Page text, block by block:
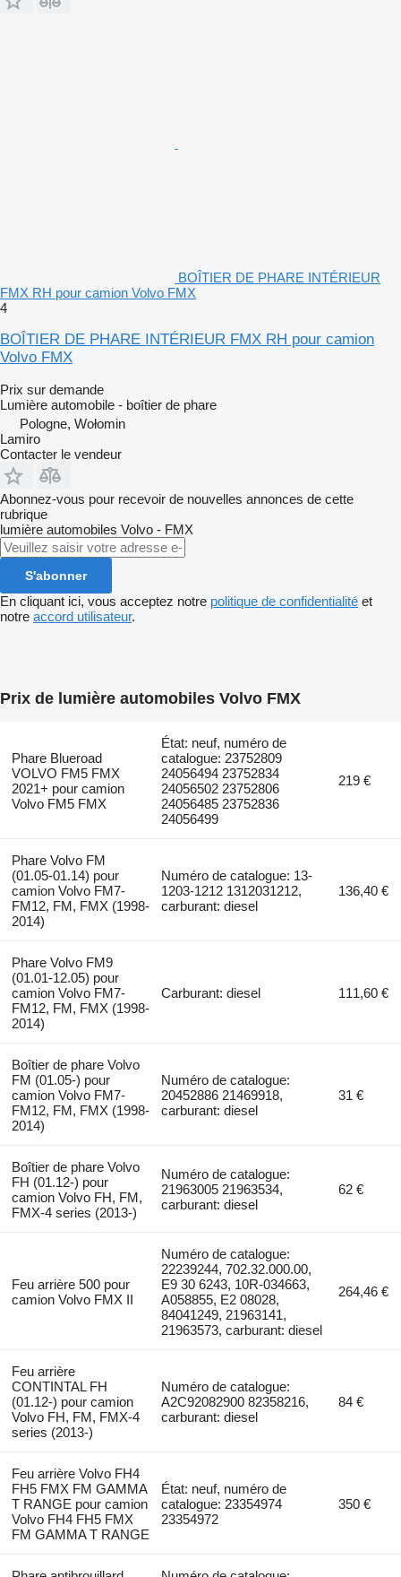
BOÎTIER DE PHARE INTÉRIEUR
FMX RH pour camion Volvo FMX
4
BOÎTIER DE PHARE INTÉRIEUR FMX RH pour camion
Volvo FMX
Prix sur demande
Lumière automobile - boîtier de phare
Pologne, Wołomin
Lamiro
Contacter le vendeur
Abonnez-vous pour recevoir de nouvelles annonces de cette
rubrique
lumière automobiles Volvo - FMX
S'abonner
En cliquant ici, vous acceptez notre politique de confidentialité et
notre accord utilisateur.
Prix de lumière automobiles Volvo FMX
Phare Blueroad
VOLVO FM5 FMX
2021+ pour camion
Volvo FM5 FMX
État: neuf, numéro de
catalogue: 23752809
24056494 23752834
24056502 23752806
24056485 23752836
24056499
219 €
Phare Volvo FM
(01.05-01.14) pour
camion Volvo FM7-
FM12, FM, FMX (1998-
2014)
Numéro de catalogue: 13-
1203-1212 1312031212,
carburant: diesel
136,40 €
Phare Volvo FM9
(01.01-12.05) pour
camion Volvo FM7-
FM12, FM, FMX (1998-
2014)
Carburant: diesel 111,60 €
Boîtier de phare Volvo
FM (01.05-) pour
camion Volvo FM7-
FM12, FM, FMX (1998-
2014)
Numéro de catalogue:
20452886 21469918,
carburant: diesel
31 €
Boîtier de phare Volvo
FH (01.12-) pour
camion Volvo FH, FM,
FMX-4 series (2013-)
Numéro de catalogue:
21963005 21963534,
carburant: diesel
62 €
Feu arrière 500 pour
camion Volvo FMX II
Numéro de catalogue:
22239244, 702.32.000.00,
E9 30 6243, 10R-034663,
A058855, E2 08028,
84041249, 21963141,
21963573, carburant: diesel
264,46 €
Feu arrière
CONTINTAL FH
(01.12-) pour camion
Volvo FH, FM, FMX-4
series (2013-)
Numéro de catalogue:
A2C92082900 82358216,
carburant: diesel
84 €
Feu arrière Volvo FH4
FH5 FMX FM GAMMA
T RANGE pour camion
Volvo FH4 FH5 FMX
FM GAMMA T RANGE
État: neuf, numéro de
catalogue: 23354974
23354972
350 €